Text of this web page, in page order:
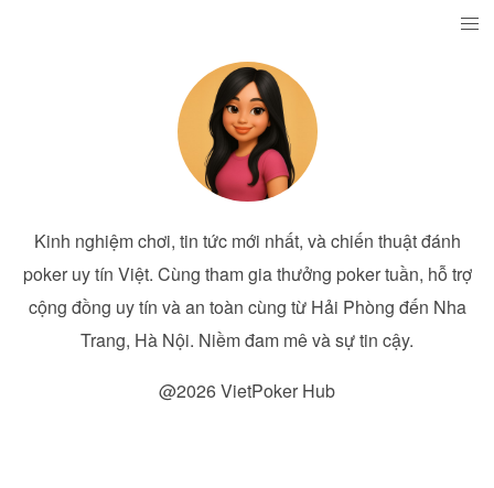
Kinh nghiệm chơi, tin tức mới nhất, và chiến thuật đánh
poker uy tín Việt. Cùng tham gia thưởng poker tuần, hỗ trợ
cộng đồng uy tín và an toàn cùng từ Hải Phòng đến Nha
Trang, Hà Nội. Niềm đam mê và sự tin cậy.
@2026 VietPoker Hub